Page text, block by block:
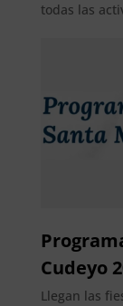
todas las
Cudeyo
Llegan las